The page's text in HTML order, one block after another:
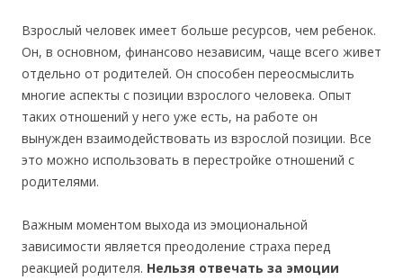
Взрослый человек имеет больше ресурсов, чем ребенок.
Он, в основном, финансово независим, чаще всего живет
отдельно от родителей. Он способен переосмыслить
многие аспекты с позиции взрослого человека. Опыт
таких отношений у него уже есть, на работе он
вынужден взаимодействовать из взрослой позиции. Все
это можно использовать в перестройке отношений с
родителями.
Важным моментом выхода из эмоциональной
зависимости является преодоление страха перед
реакцией родителя. Нельзя отвечать за эмоции